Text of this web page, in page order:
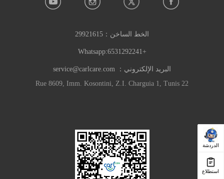
الدردشة
استطلاع
الخط الساخن： 29921615
+6531292241:Whatsapp
البريد الإلكتروني： service@carlcare.com
22 Rue 8609, Imm. Kosontini, Z.I. Charguia 1, Tunis